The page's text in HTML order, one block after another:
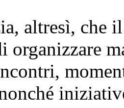
altresì, che il
organizzare